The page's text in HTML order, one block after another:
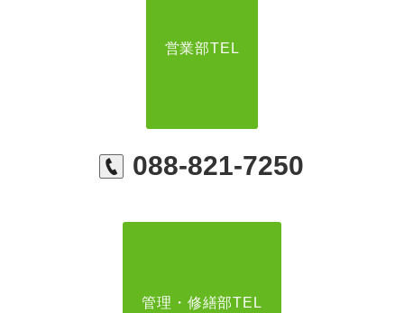
営業部TEL
088-821-7250
管理・修繕部TEL